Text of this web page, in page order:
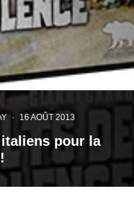
· 16 AOÛT 2013
pour la